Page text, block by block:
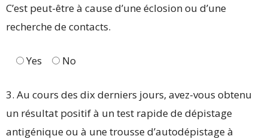
C’est peut-être à cause d’une éclosion ou d’une
recherche de contacts.
Yes No
3. Au cours des dix derniers jours, avez-vous obtenu
un résultat positif à un test rapide de dépistage
antigénique ou à une trousse d’autodépistage à